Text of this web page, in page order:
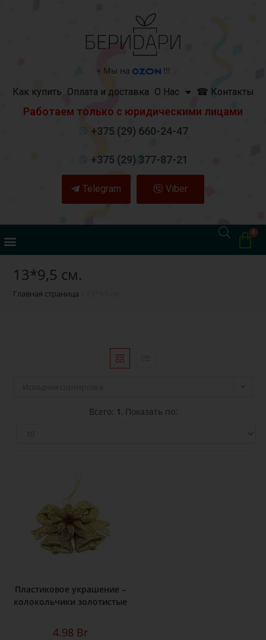
+ Мы на
!!!
Как купить Оплата и доставка О Нас ☎ Контакты
Работаем только с юридическими лицами
+375 (29) 660-24-47
+375 (29) 377-87-21
Telegram Viber
13*9,5 см.
Главная страница
Всего: 1 , Показать по:
Пластиковое украшение –
колокольчики золотистые
4.98 Br